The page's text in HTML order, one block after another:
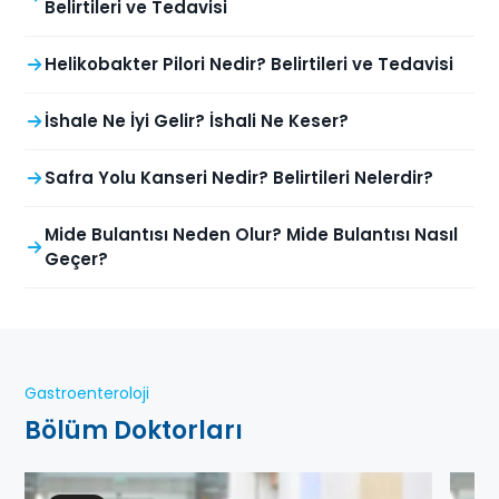
Belirtileri ve Tedavisi
Helikobakter Pilori Nedir? Belirtileri ve Tedavisi
İshale Ne İyi Gelir? İshali Ne Keser?
Safra Yolu Kanseri Nedir? Belirtileri Nelerdir?
Mide Bulantısı Neden Olur? Mide Bulantısı Nasıl
Geçer?
Gastroenteroloji
Bölüm Doktorları